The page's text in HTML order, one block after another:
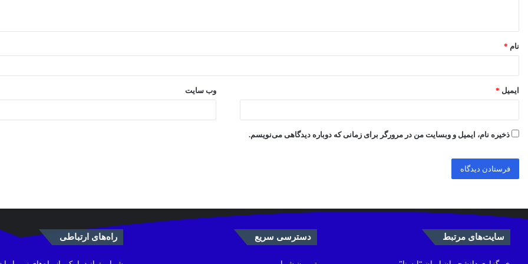
*
نام *
ایمیل * وب‌ سایت
ذخیره نام، ایمیل و وبسایت من در مرورگر برای زمانی که دوباره دیدگاهی می‌نویسم.
سایت‌های مرتبط دسترسی سریع راه‌های ارتباطی